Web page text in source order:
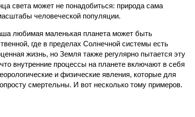
света может не понадобиться: природа сама
человеческой популяции.
любимая маленькая планета может быть
где в пределах Солнечной системы есть
жизнь, но Земля также регулярно пытается эту
внутренние процессы на планете включают в себя
и физические явления, которые для
смертельны. И вот несколько тому примеров.